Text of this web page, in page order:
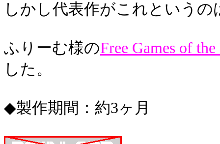
しかし代表作がこれという
ふりーむ様のFree Games of
した。
◆製作期間：約3ヶ月